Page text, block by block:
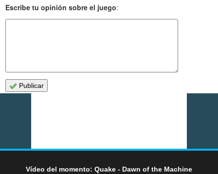
Escribe tu opinión sobre el juego:
Publicar
Vídeo del momento: Quake - Dawn of the Machine